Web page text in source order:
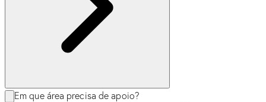
Em que área precisa de apoio?